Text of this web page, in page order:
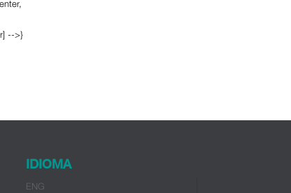
-->}
IDIOMA
ENG